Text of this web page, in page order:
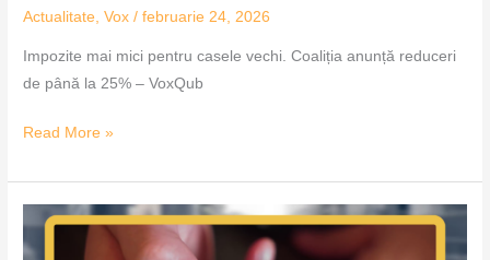
Actualitate,Vox /februarie 24, 2026
Impozite mai mici pentru casele vechi. Coaliția anunță reduceri
de până la 25% – VoxQub
Read More »
Profiturile
din